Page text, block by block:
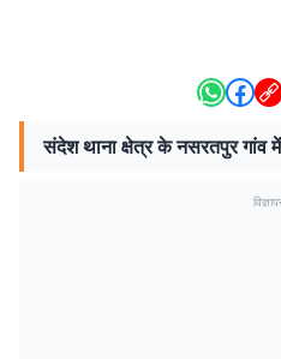
संदेश थाना क्षेत्र के नसरतपुर गांव में